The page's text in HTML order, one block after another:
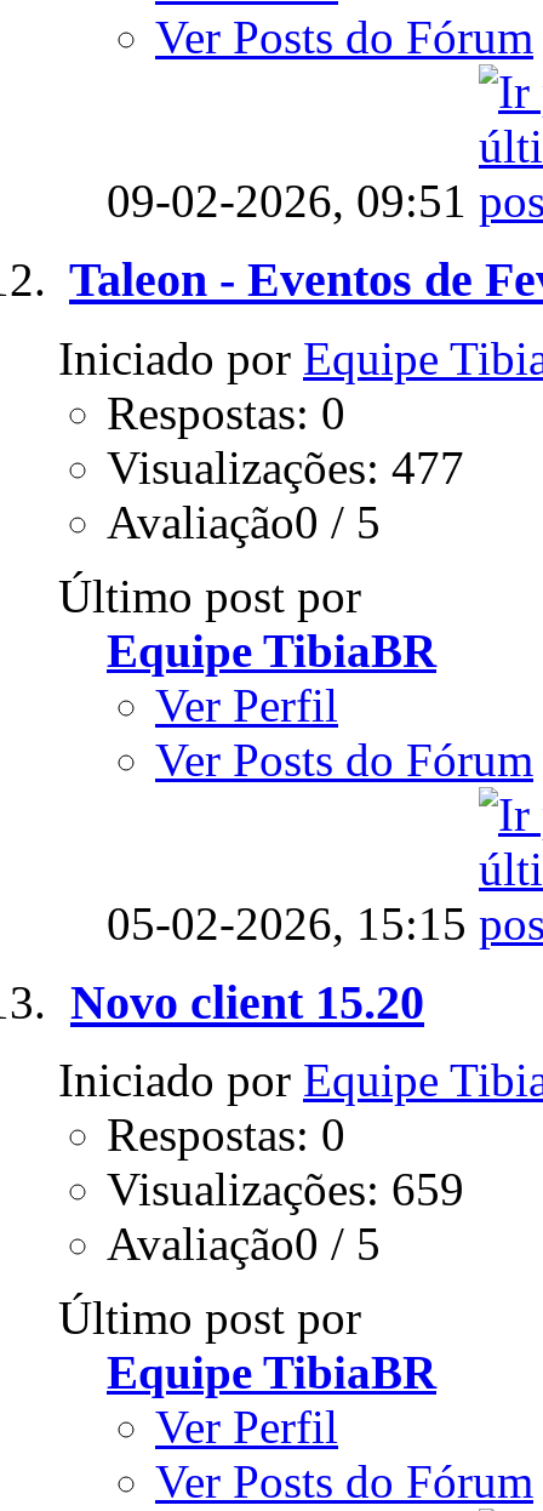
Ver Posts do Fórum
09-02-2026, 09:51
Taleon - Eventos de
Iniciado por Equipe
Respostas: 0
Visualizações: 477
Avaliação0 / 5
Último post por
Equipe TibiaBR
Ver Perfil
Ver Posts do Fórum
05-02-2026, 15:15
Novo client 15.20
Iniciado por Equipe
Respostas: 0
Visualizações: 659
Avaliação0 / 5
Último post por
Equipe TibiaBR
Ver Perfil
Ver Posts do Fórum